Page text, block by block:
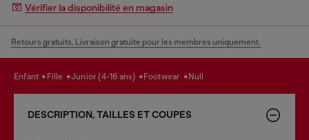
Vérifier la disponibilité en magasin
Retours gratuits. Livraison gratuite pour les membres uniquement.
enfant fille junior (4-16 ans) footwear null
DESCRIPTION, TAILLES ET COUPES